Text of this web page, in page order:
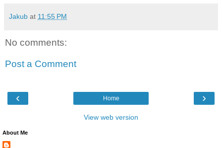
Jakub at 11:55 PM
No comments:
Post a Comment
‹ ›
Home
View web version
About Me